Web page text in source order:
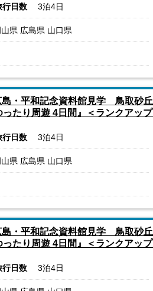
行日数 3泊4日
県 広島県 山口県
島・平和記念資料館見学 鳥取砂
たり周遊 4日間』＜ランクアッ
行日数 3泊4日
県 広島県 山口県
島・平和記念資料館見学 鳥取砂
たり周遊 4日間』＜ランクアッ
行日数 3泊4日